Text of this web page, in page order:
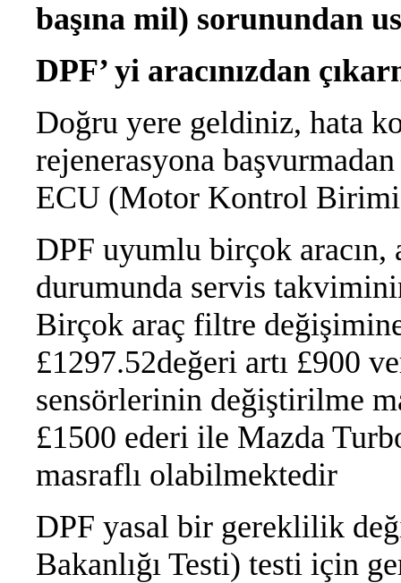
başına mil) sorunundan
DPF’ yi aracınızdan
Doğru yere geldiniz, hata
rejenerasyona
ECU (Motor Kontrol
DPF uyumlu birçok aracın,
durumunda servis
Birçok araç filtre
£1297.52değeri artı £900
sensörlerinin değiştirilme
£1500 ederi ile Mazda
masraflı olabilmektedir
DPF yasal bir gereklilik
Bakanlığı Testi) testi için